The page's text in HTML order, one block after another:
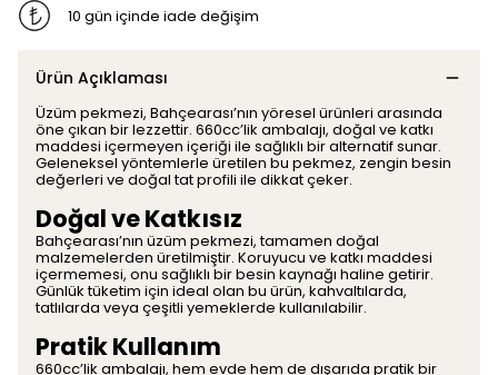
10 gün içinde iade değişim
Ürün Açıklaması
Üzüm pekmezi, Bahçearası’nın yöresel ürünleri arasında
öne çıkan bir lezzettir. 660cc’lik ambalajı, doğal ve katkı
maddesi içermeyen içeriği ile sağlıklı bir alternatif sunar.
Geleneksel yöntemlerle üretilen bu pekmez, zengin besin
değerleri ve doğal tat profili ile dikkat çeker.
Doğal ve Katkısız
Bahçearası’nın üzüm pekmezi, tamamen doğal
malzemelerden üretilmiştir. Koruyucu ve katkı maddesi
içermemesi, onu sağlıklı bir besin kaynağı haline getirir.
Günlük tüketim için ideal olan bu ürün, kahvaltılarda,
tatlılarda veya çeşitli yemeklerde kullanılabilir.
Pratik Kullanım
660cc’lik ambalajı, hem evde hem de dışarıda pratik bir